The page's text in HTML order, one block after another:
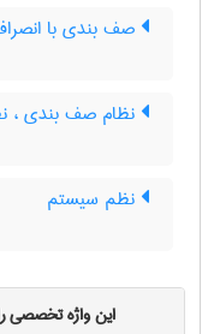
صف بندی با
نظام صف بندی ،
نظم سیستم
این واژه تخصصی